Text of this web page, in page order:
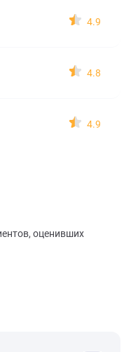
4.9
4.8
4.9
оценивших